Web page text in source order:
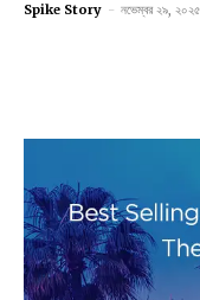
Spike Story - নভেম্বর ২৯, ২০২৫